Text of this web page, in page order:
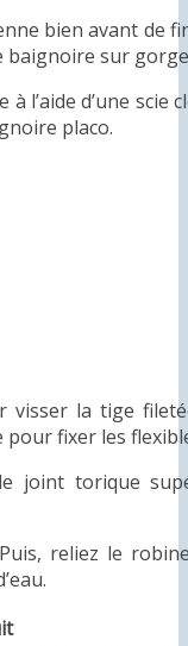
bien avant de
sur
l’aide d’une
placo.
visser la tige
fixer les
joint torique
reliez le